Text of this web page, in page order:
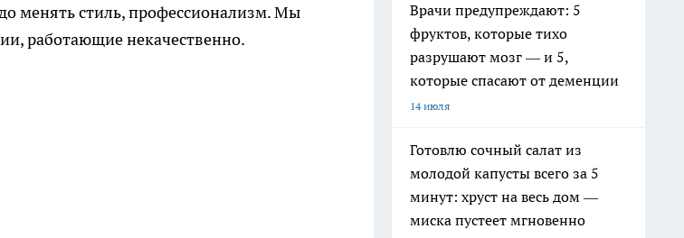
менять стиль, профессионализм. Мы
работающие некачественно.
Врачи предупреждают: 5
фруктов, которые тихо
разрушают мозг — и 5,
которые спасают от деменции
14 июля
Готовлю сочный салат из
молодой капусты всего за 5
минут: хруст на весь дом —
миска пустеет мгновенно